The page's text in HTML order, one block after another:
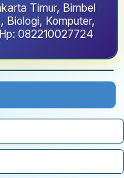
Timur, Bimbel
Biologi, Komputer,
082210027724